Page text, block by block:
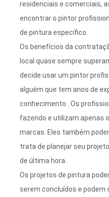
residenciais e comerciais,
encontrar o pintor
de pintura específico.
Os benefícios da
local quase sempre
decide usar um pintor
alguém que tem anos de
conhecimento . Os
fazendo e utilizam apenas
marcas. Eles também
trata de planejar seu
de última hora.
Os projetos de pintura
serem concluídos e